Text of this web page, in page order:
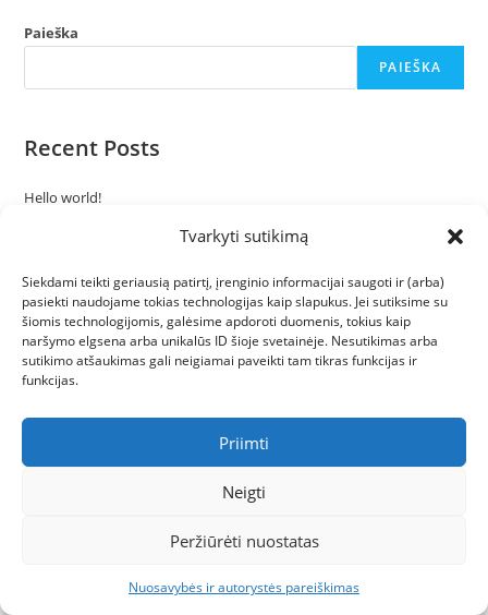
Tvarkyti sutikimą
Siekdami teikti geriausią patirtį, įrenginio informacijai saugoti ir (arba)
pasiekti naudojame tokias technologijas kaip slapukus. Jei sutiksime su
šiomis technologijomis, galėsime apdoroti duomenis, tokius kaip
naršymo elgsena arba unikalūs ID šioje svetainėje. Nesutikimas arba
sutikimo atšaukimas gali neigiamai paveikti tam tikras funkcijas ir
funkcijas.
Priimti
Neigti
Peržiūrėti nuostatas
Nuosavybės ir autorystės pareiškimas
Paieška
PAIEŠKA
Recent Posts
Hello world!
A WordPress Commenterapie Hello world!
© arciaumisko 2025. Visos teisės saugomos.